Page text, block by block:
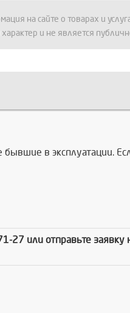
на сайте о товарах и
и не является
в эксплуатации.
27 или отправьте заявку